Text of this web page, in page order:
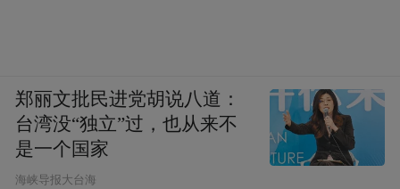
郑丽文批民进党胡说八道：
台湾没“独立”过，也从来不
是一个国家
​海峡导报大台海